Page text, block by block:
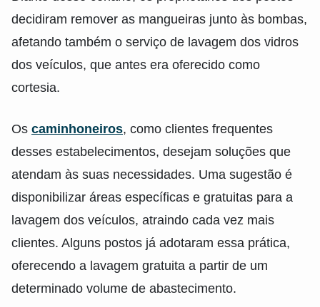
decidiram remover as mangueiras junto às bombas,
afetando também o serviço de lavagem dos vidros
dos veículos, que antes era oferecido como
cortesia.
Os caminhoneiros, como clientes frequentes
desses estabelecimentos, desejam soluções que
atendam às suas necessidades. Uma sugestão é
disponibilizar áreas específicas e gratuitas para a
lavagem dos veículos, atraindo cada vez mais
clientes. Alguns postos já adotaram essa prática,
oferecendo a lavagem gratuita a partir de um
determinado volume de abastecimento.